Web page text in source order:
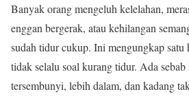
Banyak orang mengeluh kelelahan,
enggan bergerak, atau kehilangan
sudah tidur cukup. Ini mengungkap satu
tidak selalu soal kurang tidur. Ada
tersembunyi, lebih dalam, dan kadang